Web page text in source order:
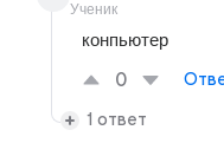
Ученик
конпьютер
0
1 ответ